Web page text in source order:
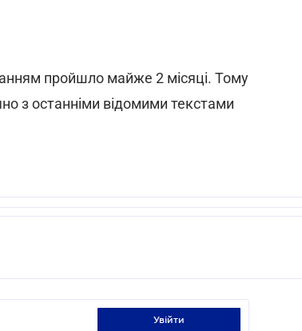
пройшло майже 2 місяці. Тому
з останніми відомими текстами
увійти